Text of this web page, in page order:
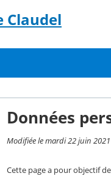
Claudel
Données
Modifiée le mardi 22 juin
Cette page a pour objectif